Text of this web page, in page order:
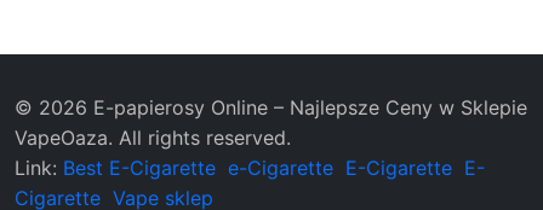
© 2026 E-papierosy Online – Najlepsze Ceny w Sklepie
VapeOaza. All rights reserved.
Link: Best E-Cigarette e-Cigarette E-Cigarette E-
Cigarette Vape sklep